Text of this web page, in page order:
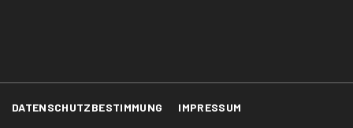
DATENSCHUTZBESTIMMUNG IMPRESSUM